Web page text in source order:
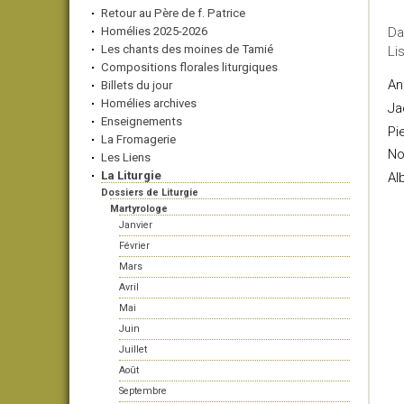
Retour au Père de f. Patrice
Homélies 2025-2026
Les chants des moines de Tamié
Compositions florales liturgiques
Billets du jour
Homélies archives
Enseignements
La Fromagerie
Les Liens
La Liturgie
Dossiers de Liturgie
Martyrologe
Janvier
Février
Mars
Avril
Mai
Juin
Juillet
Août
Septembre